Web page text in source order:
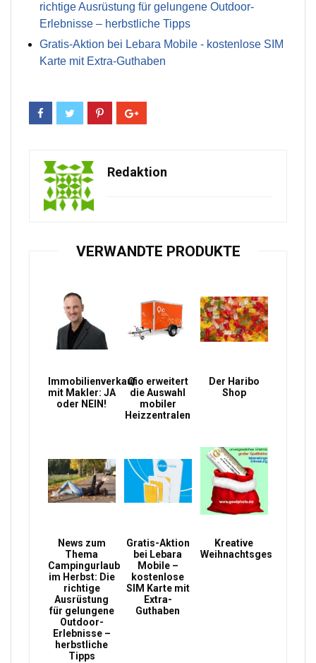
richtige Ausrüstung für gelungene Outdoor-
Erlebnisse – herbstliche Tipps
Gratis-Aktion bei Lebara Mobile - kostenlose SIM
Karte mit Extra-Guthaben
Redaktion
VERWANDTE PRODUKTE
Immobilienverkauf
mit Makler: JA
oder NEIN!
Qio erweitert
die Auswahl
mobiler
Heizzentralen
Der Haribo
Shop
News zum
Thema
Campingurlaub
im Herbst: Die
richtige
Ausrüstung
für gelungene
Outdoor-
Erlebnisse –
herbstliche
Tipps
Gratis-Aktion
bei Lebara
Mobile –
kostenlose
SIM Karte mit
Extra-
Guthaben
Kreative
Weihnachtsgeschenke